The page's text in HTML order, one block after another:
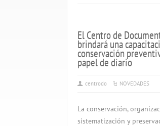
El Centro de
brindará una
conservación
papel de diario
centrodo NOVEDADES
La conservación,
sistematización y